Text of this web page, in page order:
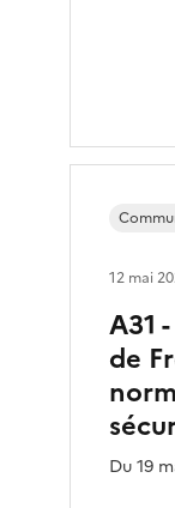
A31
de
Du 19
12 mai